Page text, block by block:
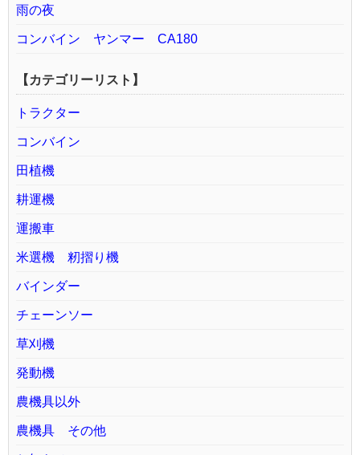
雨の夜
コンバイン ヤンマー CA180
【カテゴリーリスト】
トラクター
コンバイン
田植機
耕運機
運搬車
米選機 籾摺り機
バインダー
チェーンソー
草刈機
発動機
農機具以外
農機具 その他